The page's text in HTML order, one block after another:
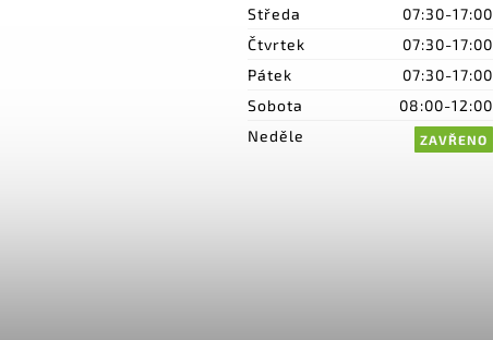
Středa
07:30-17:00
Čtvrtek
07:30-17:00
Pátek
07:30-17:00
Sobota
08:00-12:00
Neděle
ZAVŘENO